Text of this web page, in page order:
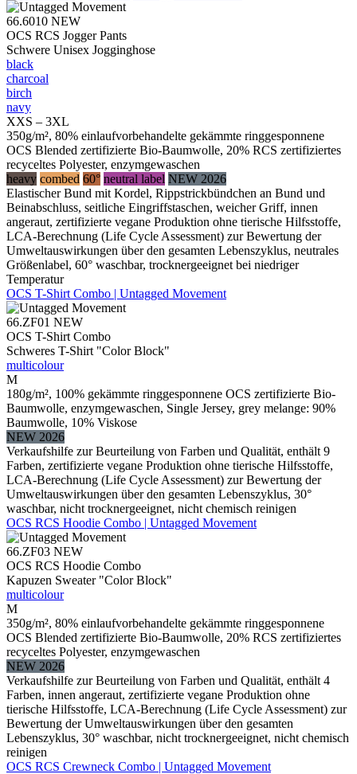
66.6010 NEW
OCS RCS Jogger Pants
Schwere Unisex Jogginghose
black
charcoal
birch
navy
XXS – 3XL
350g/m², 80% einlaufvorbehandelte gekämmte ringgesponnene
OCS Blended zertifizierte Bio-Baumwolle, 20% RCS zertifiziertes
recyceltes Polyester, enzymgewaschen
heavy combed 60° neutral label NEW 2026
Elastischer Bund mit Kordel, Rippstrickbündchen an Bund und
Beinabschluss, seitliche Eingriffstaschen, weicher Griff, innen
angeraut, zertifizierte vegane Produktion ohne tierische Hilfsstoffe,
LCA-Berechnung (Life Cycle Assessment) zur Bewertung der
Umweltauswirkungen über den gesamten Lebenszyklus, neutrales
Größenlabel, 60° waschbar, trocknergeeignet bei niedriger
Temperatur
OCS T-Shirt Combo | Untagged Movement
66.ZF01 NEW
OCS T-Shirt Combo
Schweres T-Shirt "Color Block"
multicolour
M
180g/m², 100% gekämmte ringgesponnene OCS zertifizierte Bio-
Baumwolle, enzymgewaschen, Single Jersey, grey melange: 90%
Baumwolle, 10% Viskose
NEW 2026
Verkaufshilfe zur Beurteilung von Farben und Qualität, enthält 9
Farben, zertifizierte vegane Produktion ohne tierische Hilfsstoffe,
LCA-Berechnung (Life Cycle Assessment) zur Bewertung der
Umweltauswirkungen über den gesamten Lebenszyklus, 30°
waschbar, nicht trocknergeeignet, nicht chemisch reinigen
OCS RCS Hoodie Combo | Untagged Movement
66.ZF03 NEW
OCS RCS Hoodie Combo
Kapuzen Sweater "Color Block"
multicolour
M
350g/m², 80% einlaufvorbehandelte gekämmte ringgesponnene
OCS Blended zertifizierte Bio-Baumwolle, 20% RCS zertifiziertes
recyceltes Polyester, enzymgewaschen
NEW 2026
Verkaufshilfe zur Beurteilung von Farben und Qualität, enthält 4
Farben, innen angeraut, zertifizierte vegane Produktion ohne
tierische Hilfsstoffe, LCA-Berechnung (Life Cycle Assessment) zur
Bewertung der Umweltauswirkungen über den gesamten
Lebenszyklus, 30° waschbar, nicht trocknergeeignet, nicht chemisch
reinigen
OCS RCS Crewneck Combo | Untagged Movement